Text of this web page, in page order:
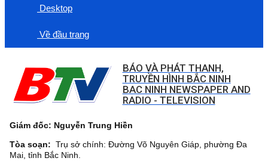
Desktop
Về đầu trang
BÁO VÀ PHÁT THANH,
TRUYỀN HÌNH BẮC NINH
BAC NINH NEWSPAPER AND
RADIO - TELEVISION
Giám đốc: Nguyễn Trung Hiền
Tòa soạn: Trụ sở chính: Đường Võ Nguyên Giáp, phường Đa
Mai, tỉnh Bắc Ninh.